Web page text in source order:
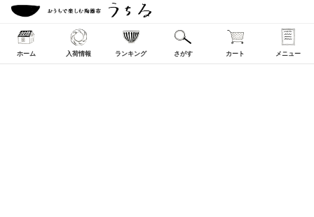
ホーム 入荷情報 ランキング さがす カート メニュー